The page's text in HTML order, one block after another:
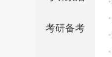
考研备考